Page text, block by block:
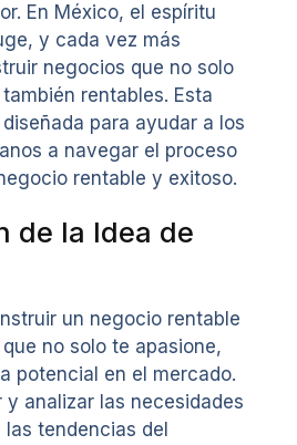
En México, el espíritu
y cada vez más
negocios que no solo
rentables. Esta
para ayudar a los
a navegar el proceso
rentable y exitoso.
de la Idea de
un negocio rentable
no solo te apasione,
potencial en el mercado.
analizar las necesidades
tendencias del